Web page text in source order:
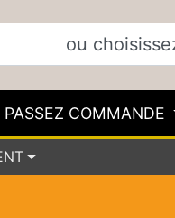
PASSEZ COMMANDE